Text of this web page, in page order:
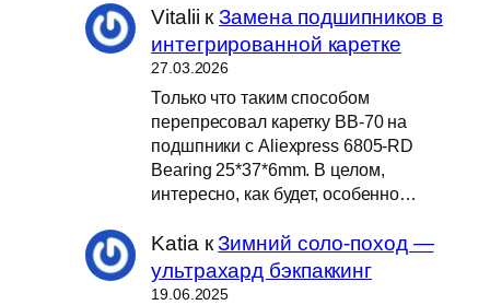
Vitalii кЗамена подшипников в
интегрированной каретке
27.03.2026
Только что таким способом
перепресовал каретку BB-70 на
подшпники с Aliexpress 6805-RD
Bearing 25*37*6mm. В целом,
интересно, как будет, особенно…
KatiaкЗимний соло-поход —
ультрахард бэкпаккинг
19.06.2025